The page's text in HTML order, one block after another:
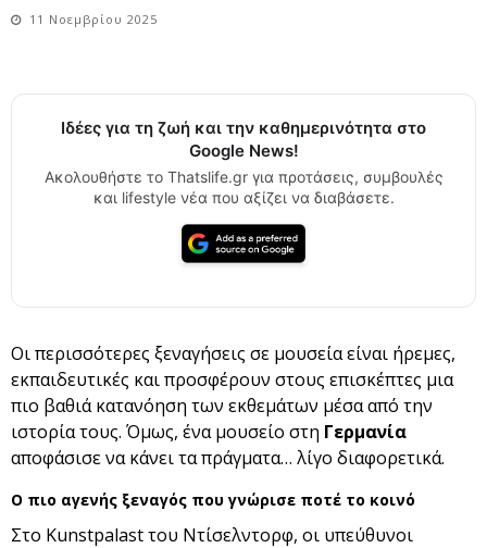
11 Νοεμβρίου 2025
Ιδέες για τη ζωή και την καθημερινότητα στο
Google News!
Ακολουθήστε το Thatslife.gr για προτάσεις, συμβουλές
και lifestyle νέα που αξίζει να διαβάσετε.
Οι περισσότερες ξεναγήσεις σε μουσεία είναι ήρεμες,
εκπαιδευτικές και προσφέρουν στους επισκέπτες μια
πιο βαθιά κατανόηση των εκθεμάτων μέσα από την
ιστορία τους. Όμως, ένα μουσείο στη Γερμανία
αποφάσισε να κάνει τα πράγματα… λίγο διαφορετικά.
Ο πιο αγενής ξεναγός που γνώρισε ποτέ το κοινό
Στο Kunstpalast του Ντίσελντορφ, οι υπεύθυνοι